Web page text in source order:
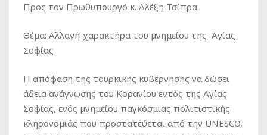
Προς τον Πρωθυπουργό κ. Αλέξη Τσίπρα
Θέμα: Αλλαγή χαρακτήρα του μνημείου της Αγίας
Σοφίας
Η απόφαση της τουρκικής κυβέρνησης να δώσει
άδεια ανάγνωσης του Κορανίου εντός της Αγίας
Σοφίας, ενός μνημείου παγκόσμιας πολιτιστικής
κληρονομιάς που προστατεύεται από την UNESCO,